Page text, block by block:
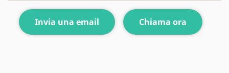
Invia una email Chiama ora